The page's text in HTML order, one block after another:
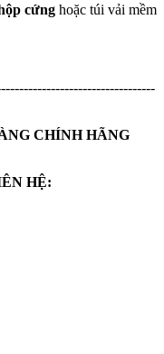
cứng hoặc túi vải mềm
CHÍNH HÃNG
HỆ: